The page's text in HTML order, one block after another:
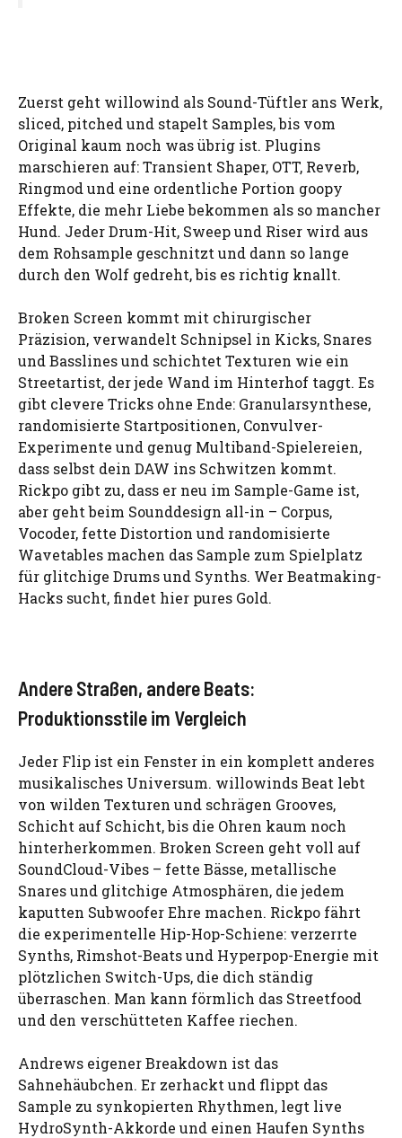
Zuerst geht willowind als Sound-Tüftler ans Werk,
sliced, pitched und stapelt Samples, bis vom
Original kaum noch was übrig ist. Plugins
marschieren auf: Transient Shaper, OTT, Reverb,
Ringmod und eine ordentliche Portion goopy
Effekte, die mehr Liebe bekommen als so mancher
Hund. Jeder Drum-Hit, Sweep und Riser wird aus
dem Rohsample geschnitzt und dann so lange
durch den Wolf gedreht, bis es richtig knallt.
Broken Screen kommt mit chirurgischer
Präzision, verwandelt Schnipsel in Kicks, Snares
und Basslines und schichtet Texturen wie ein
Streetartist, der jede Wand im Hinterhof taggt. Es
gibt clevere Tricks ohne Ende: Granularsynthese,
randomisierte Startpositionen, Convulver-
Experimente und genug Multiband-Spielereien,
dass selbst dein DAW ins Schwitzen kommt.
Rickpo gibt zu, dass er neu im Sample-Game ist,
aber geht beim Sounddesign all-in – Corpus,
Vocoder, fette Distortion und randomisierte
Wavetables machen das Sample zum Spielplatz
für glitchige Drums und Synths. Wer Beatmaking-
Hacks sucht, findet hier pures Gold.
Andere Straßen, andere Beats:
Produktionsstile im Vergleich
Jeder Flip ist ein Fenster in ein komplett anderes
musikalisches Universum. willowinds Beat lebt
von wilden Texturen und schrägen Grooves,
Schicht auf Schicht, bis die Ohren kaum noch
hinterherkommen. Broken Screen geht voll auf
SoundCloud-Vibes – fette Bässe, metallische
Snares und glitchige Atmosphären, die jedem
kaputten Subwoofer Ehre machen. Rickpo fährt
die experimentelle Hip-Hop-Schiene: verzerrte
Synths, Rimshot-Beats und Hyperpop-Energie mit
plötzlichen Switch-Ups, die dich ständig
überraschen. Man kann förmlich das Streetfood
und den verschütteten Kaffee riechen.
Andrews eigener Breakdown ist das
Sahnehäubchen. Er zerhackt und flippt das
Sample zu synkopierten Rhythmen, legt live
HydroSynth-Akkorde und einen Haufen Synths